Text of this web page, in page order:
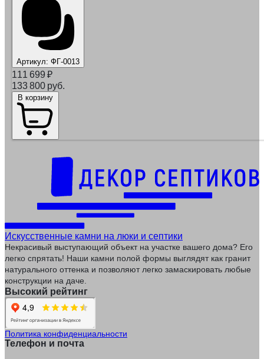
Артикул: ФГ-0013
111 699 ₽
133 800 руб.
Искусственные камни на люки и септики
Некрасивый выступающий объект на участке вашего дома? Его
легко спрятать! Наши камни полой формы выглядят как гранит
натурального оттенка и позволяют легко замаскировать любые
конструкции на даче.
Высокий рейтинг
Политика конфиденциальности
Телефон и почта